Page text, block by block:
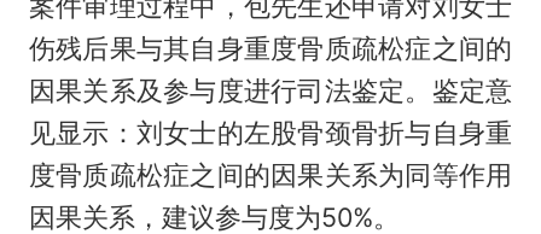
伤残后果与其自身重度骨质疏松症之间的
因果关系及参与度进行司法鉴定。鉴定意
见显示：刘女士的左股骨颈骨折与自身重
度骨质疏松症之间的因果关系为同等作用
因果关系，建议参与度为50%。